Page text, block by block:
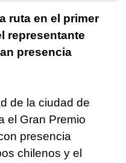
ruta en el primer
representante
presencia
de la ciudad de
el Gran Premio
presencia
chilenos y el